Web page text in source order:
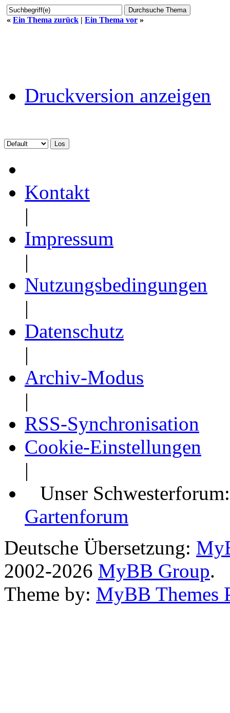
« Ein Thema zurück | Ein Thema vor »
Druckversion anzeigen
Kontakt
|
Impressum
|
Nutzungsbedingungen
|
Datenschutz
|
Archiv-Modus
|
RSS-Synchronisation
Cookie-Einstellungen
|
Unser
Gartenforum
Deutsche Übersetzung:
2002-2026 MyBB Group.
Theme by: MyBB Themes